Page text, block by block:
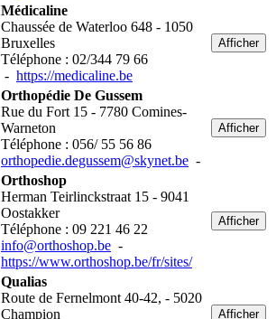
Médicaline
Chaussée de Waterloo 648 - 1050
Bruxelles
Téléphone : 02/344 79 66
- https://medicaline.be
Afficher
Orthopédie De Gussem
Rue du Fort 15 - 7780 Comines-
Warneton
Téléphone : 056/ 55 56 86
orthopedie.degussem@skynet.be -
Afficher
Orthoshop
Herman Teirlinckstraat 15 - 9041
Oostakker
Téléphone : 09 221 46 22
info@orthoshop.be -
https://www.orthoshop.be/fr/sites/
Afficher
Qualias
Route de Fernelmont 40-42, - 5020
Champion
Afficher